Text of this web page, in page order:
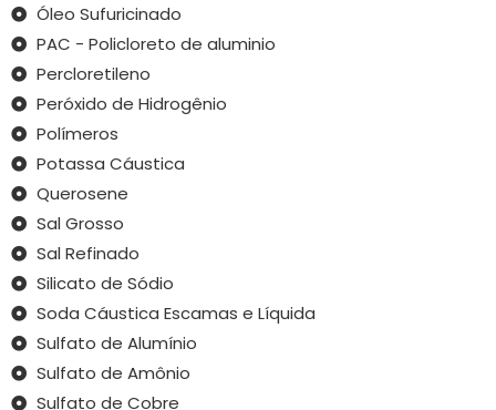
Óleo Sufuricinado
PAC - Policloreto de aluminio
Percloretileno
Peróxido de Hidrogênio
Polímeros
Potassa Cáustica
Querosene
Sal Grosso
Sal Refinado
Silicato de Sódio
Soda Cáustica Escamas e Líquida
Sulfato de Alumínio
Sulfato de Amônio
Sulfato de Cobre